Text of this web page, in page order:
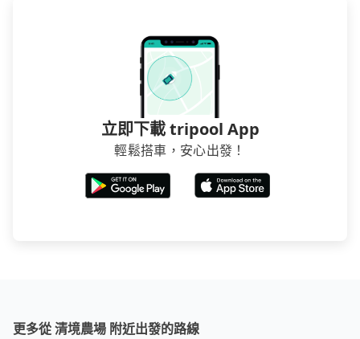
立即下載 tripool App
輕鬆搭車，安心出發！
更多從 清境農場 附近出發的路線